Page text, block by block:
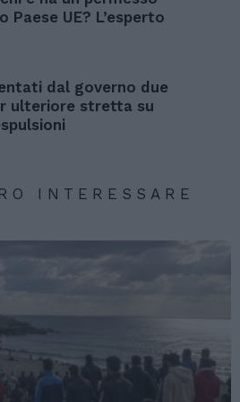
UE? L’esperto
dal governo due
ulteriore stretta su
INTERESSARE